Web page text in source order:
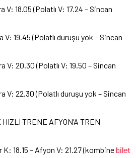
V: 18.05 (Polatlı V: 17.24 – Sincan
V: 19.45 (Polatlı duruşu yok – Sincan
V: 20.30 (Polatlı V: 19.50 – Sincan
V: 22.30 (Polatlı duruşu yok – Sincan
TRENE AFYON’A TREN
18.15 – Afyon V: 21.27 (kombinebilet